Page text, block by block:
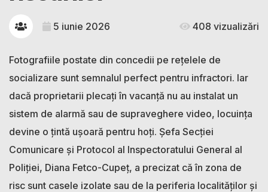
5 iunie 2026 408 vizualizări
Fotografiile postate din concedii pe rețelele de
socializare sunt semnalul perfect pentru infractori. Iar
dacă proprietarii plecați în vacanță nu au instalat un
sistem de alarmă sau de supraveghere video, locuința
devine o țintă ușoară pentru hoți. Șefa Secției
Comunicare și Protocol al Inspectoratului General al
Poliției, Diana Fetco-Cupeț, a precizat că în zona de
risc sunt casele izolate sau de la periferia localităților și